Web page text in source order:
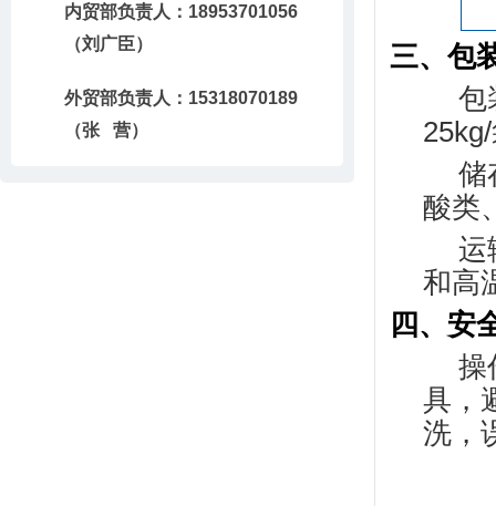
内贸部负责人：18953701056
（刘广臣）
外贸部负责人：15318070189
（张 营）
三、包
包
储
酸类
运
和高
四、安
操
具，
洗，